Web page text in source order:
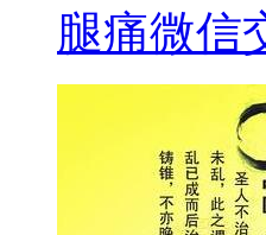
腿痛微信